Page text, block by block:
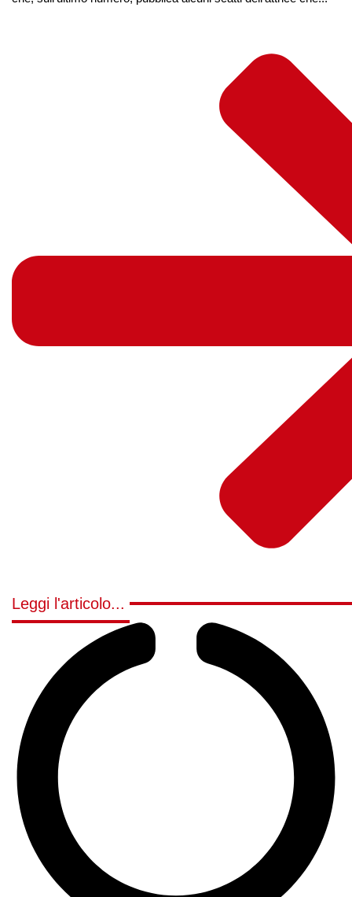
Leggi l'articolo...